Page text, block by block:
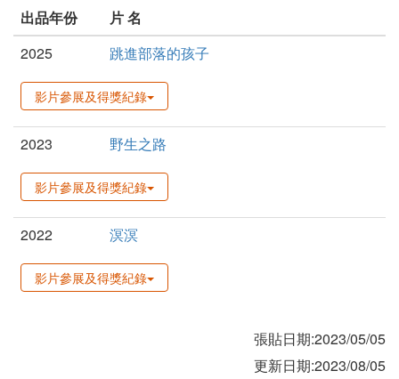
出品年份
片 名
2025
跳進部落的孩子
影片參展及得獎紀錄
2023 野生之路
影片參展及得獎紀錄
2022 溟溟
影片參展及得獎紀錄
張貼日期:2023/05/05
更新日期:2023/08/05